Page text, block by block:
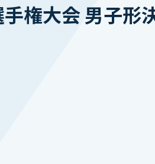
権大会 男子形